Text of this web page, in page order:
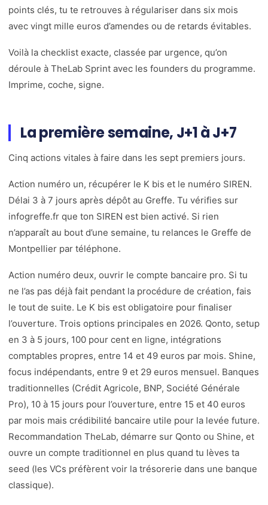
points clés, tu te retrouves à régulariser dans six mois
avec vingt mille euros d’amendes ou de retards évitables.
Voilà la checklist exacte, classée par urgence, qu’on
déroule à TheLab Sprint avec les founders du programme.
Imprime, coche, signe.
La première semaine, J+1 à J+7
Cinq actions vitales à faire dans les sept premiers jours.
Action numéro un, récupérer le K bis et le numéro SIREN.
Délai 3 à 7 jours après dépôt au Greffe. Tu vérifies sur
infogreffe.fr que ton SIREN est bien activé. Si rien
n’apparaît au bout d’une semaine, tu relances le Greffe de
Montpellier par téléphone.
Action numéro deux, ouvrir le compte bancaire pro. Si tu
ne l’as pas déjà fait pendant la procédure de création, fais
le tout de suite. Le K bis est obligatoire pour finaliser
l’ouverture. Trois options principales en 2026. Qonto, setup
en 3 à 5 jours, 100 pour cent en ligne, intégrations
comptables propres, entre 14 et 49 euros par mois. Shine,
focus indépendants, entre 9 et 29 euros mensuel. Banques
traditionnelles (Crédit Agricole, BNP, Société Générale
Pro), 10 à 15 jours pour l’ouverture, entre 15 et 40 euros
par mois mais crédibilité bancaire utile pour la levée future.
Recommandation TheLab, démarre sur Qonto ou Shine, et
ouvre un compte traditionnel en plus quand tu lèves ta
seed (les VCs préfèrent voir la trésorerie dans une banque
classique).